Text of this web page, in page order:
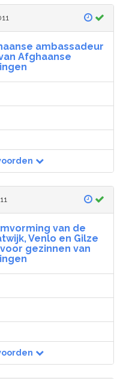
ambassadeur
Afghaanse
van de
Venlo en Gilze
gezinnen van